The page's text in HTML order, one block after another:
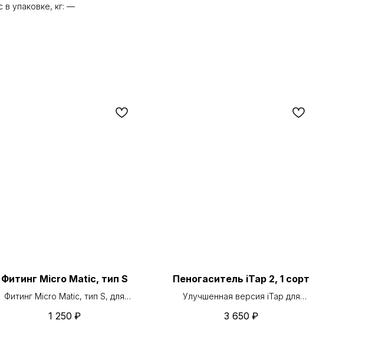
в упаковке, кг: —
Фитинг Micro Matic, тип S
Фитинг Micro Matic, тип S, для
1 250 ₽
Пеногаситель iTap 2, 1 сорт
Улучшенная версия iTap для
3 650 ₽